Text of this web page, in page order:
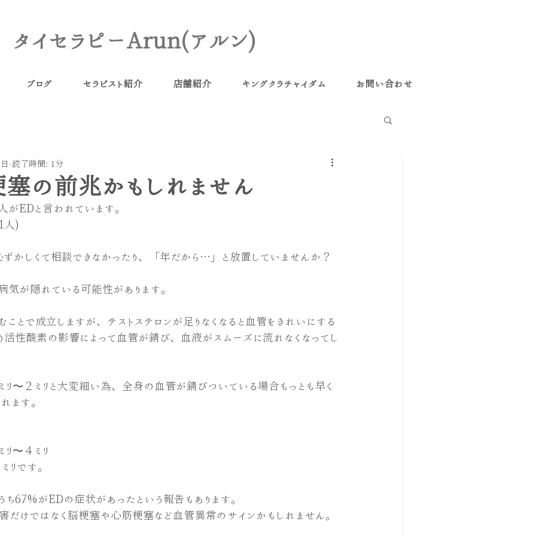
タイセラピーArun(アルン)
ブログ セラピスト紹介 店舗紹介 キングクラチャイダム お問い合わせ
の前兆かもしれません
読了時間: 1分
EDと言われています。
人)
かしくて相談できなかったり、「年だから…」と放置していませんか？
が隠れている可能性があります。
とで成立しますが、テストステロンが足りなくなると血管をきれいにする
活性酸素の影響によって血管が錆び、血液がスムーズに流れなくなってし
〜２ミリと大変細い為、全身の血管が錆びついている場合もっとも早く
ます。
〜４ミリ
リです。
67%がEDの症状があったという報告もあります。
だけではなく脳梗塞や心筋梗塞など血管異常のサインかもしれません。